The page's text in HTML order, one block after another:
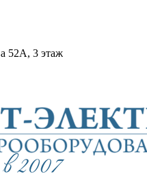
52А, 3 этаж